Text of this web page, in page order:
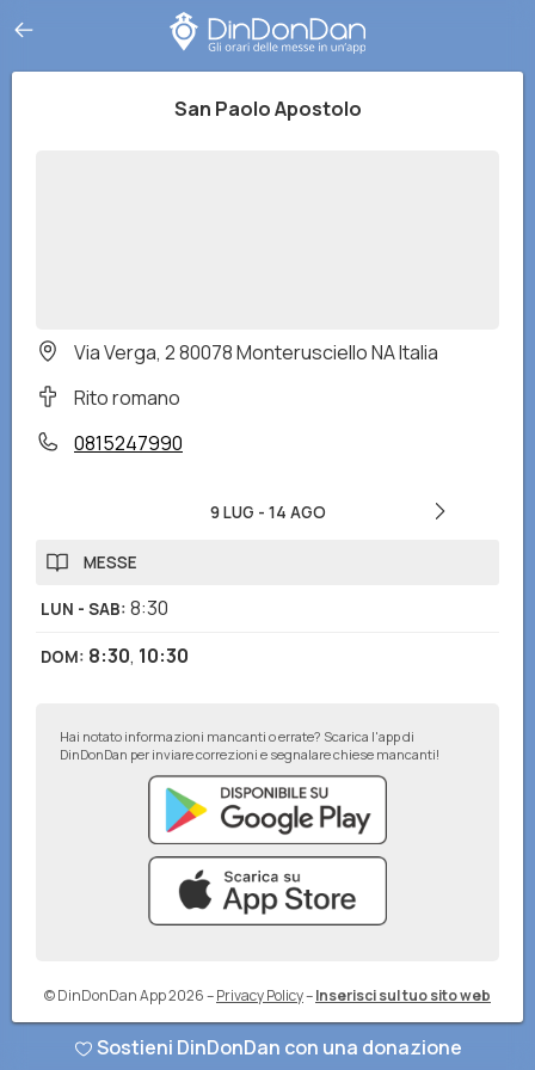
San Paolo Apostolo
Via Verga, 2 80078 Monterusciello NA Italia
Rito romano
0815247990
9 LUG - 14 AGO
MESSE
LUN - SAB: 8:30
DOM: 8:30, 10:30
Hai notato informazioni mancanti o errate? Scarica l'app di
DinDonDan per inviare correzioni e segnalare chiese mancanti!
© DinDonDan App 2026–Privacy Policy–Inserisci sul tuo sito web
Sostieni DinDonDan con una donazione